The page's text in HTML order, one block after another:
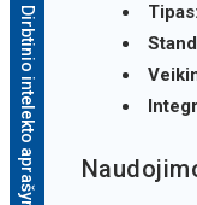
Dirbtinio intelekto aprašymas
Tipas: